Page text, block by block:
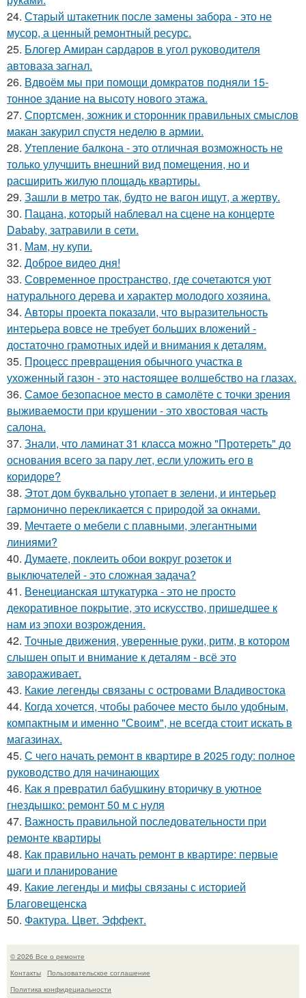
24. Старый штакетник после замены забора - это не
мусор, а ценный ремонтный ресурс.
25. Блогер Амиран сардаров в угол руководителя
автоваза загнал.
26. Вдвоём мы при помощи домкратов подняли 15-
тонное здание на высоту нового этажа.
27. Спортсмен, зожник и сторонник правильных смыслов
макан закурил спустя неделю в армии.
28. Утепление балкона - это отличная возможность не
только улучшить внешний вид помещения, но и
расширить жилую площадь квартиры.
29. Зашли в метро так, будто не вагон ищут, а жертву.
30. Пацана, который наблевал на сцене на концерте
Dababy, затравили в сети.
31. Мам, ну купи.
32. Доброе видео дня!
33. Современное пространство, где сочетаются уют
натурального дерева и характер молодого хозяина.
34. Авторы проекта показали, что выразительность
интерьера вовсе не требует больших вложений -
достаточно грамотных идей и внимания к деталям.
35. Процесс превращения обычного участка в
ухоженный газон - это настоящее волшебство на глазах.
36. Самое безопасное место в самолёте с точки зрения
выживаемости при крушении - это хвостовая часть
салона.
37. Знали, что ламинат 31 класса можно "Протереть" до
основания всего за пару лет, если уложить его в
коридоре?
38. Этот дом буквально утопает в зелени, и интерьер
гармонично перекликается с природой за окнами.
39. Мечтаете о мебели с плавными, элегантными
линиями?
40. Думаете, поклеить обои вокруг розеток и
выключателей - это сложная задача?
41. Венецианская штукатурка - это не просто
декоративное покрытие, это искусство, пришедшее к
нам из эпохи возрождения.
42. Точные движения, уверенные руки, ритм, в котором
слышен опыт и внимание к деталям - всё это
завораживает.
43. Какие легенды связаны с островами Владивостока
44. Когда хочется, чтобы рабочее место было удобным,
компактным и именно "Своим", не всегда стоит искать в
магазинах.
45. С чего начать ремонт в квартире в 2025 году: полное
руководство для начинающих
46. Как я превратил бабушкину вторичку в уютное
гнездышко: ремонт 50 м с нуля
47. Важность правильной последовательности при
ремонте квартиры
48. Как правильно начать ремонт в квартире: первые
шаги и планирование
49. Какие легенды и мифы связаны с историей
Благовещенска
50. Фактура. Цвет. Эффект.
© 2026 Все о ремонте
Контакты
Пользовательское соглашение
Политика конфидециальности